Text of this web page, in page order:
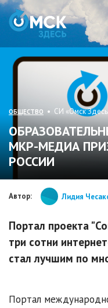
ОБЩЕСТВО • СИ «Омск
МКР-МЕДИА
РОССИИ
Автор: Лидия
Портал проекта
три сотни
стал лучшим по
Портал